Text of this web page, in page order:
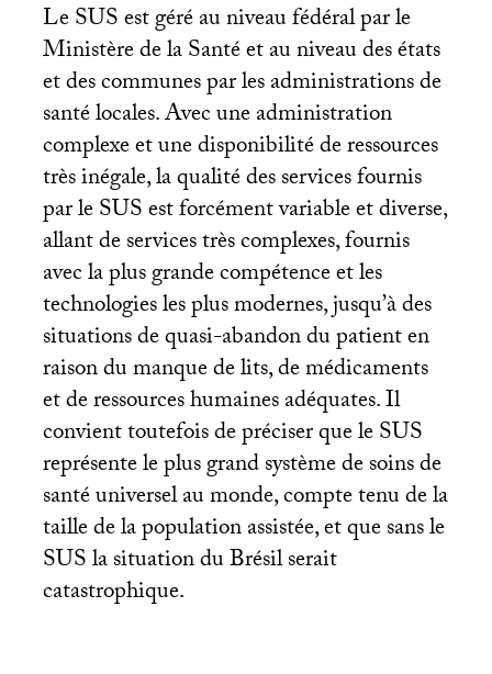
LeSUSest géré au niveau fédéral par le
Ministère de la Santé et au niveau des états
et des communes par les administrations de
santé locales. Avec une administration
complexe et une disponibilité de ressources
très inégale, la qualité des services fournis
par leSUSest forcément variable et diverse,
allant de services très complexes, fournis
avec la plus grande compétence et les
technologies les plus modernes, jusqu’à des
situations de quasi-abandon du patient en
raison du manque de lits, de médicaments
et de ressources humaines adéquates. Il
convient toutefois de préciser que leSUS
représente le plus grand système de soins de
santé universel au monde, compte tenu de la
taille de la population assistée, et que sans le
SUSla situation du Brésil serait
catastrophique.